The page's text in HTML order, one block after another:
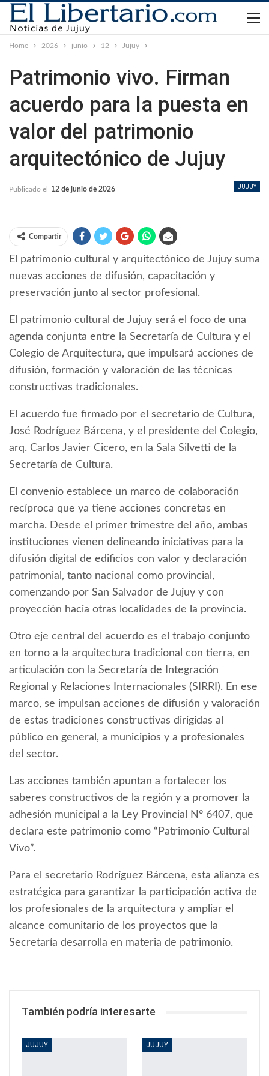
Home 2026 junio 12 Jujuy
Patrimonio vivo. Firman
acuerdo para la puesta en
valor del patrimonio
arquitectónico de Jujuy
JUJUY
Publicado el 12 de junio de 2026
Compartir
El patrimonio cultural y arquitectónico de Jujuy suma
nuevas acciones de difusión, capacitación y
preservación junto al sector profesional.
El patrimonio cultural de Jujuy será el foco de una
agenda conjunta entre la Secretaría de Cultura y el
Colegio de Arquitectura, que impulsará acciones de
difusión, formación y valoración de las técnicas
constructivas tradicionales.
El acuerdo fue firmado por el secretario de Cultura,
José Rodríguez Bárcena, y el presidente del Colegio,
arq. Carlos Javier Cicero, en la Sala Silvetti de la
Secretaría de Cultura.
El convenio establece un marco de colaboración
recíproca que ya tiene acciones concretas en
marcha. Desde el primer trimestre del año, ambas
instituciones vienen delineando iniciativas para la
difusión digital de edificios con valor y declaración
patrimonial, tanto nacional como provincial,
comenzando por San Salvador de Jujuy y con
proyección hacia otras localidades de la provincia.
Otro eje central del acuerdo es el trabajo conjunto
en torno a la arquitectura tradicional con tierra, en
articulación con la Secretaría de Integración
Regional y Relaciones Internacionales (SIRRI). En ese
marco, se impulsan acciones de difusión y valoración
de estas tradiciones constructivas dirigidas al
público en general, a municipios y a profesionales
del sector.
Las acciones también apuntan a fortalecer los
saberes constructivos de la región y a promover la
adhesión municipal a la Ley Provincial N° 6407, que
declara este patrimonio como “Patrimonio Cultural
Vivo”.
Para el secretario Rodríguez Bárcena, esta alianza es
estratégica para garantizar la participación activa de
los profesionales de la arquitectura y ampliar el
alcance comunitario de los proyectos que la
Secretaría desarrolla en materia de patrimonio.
También podría interesarte
JUJUY JUJUY